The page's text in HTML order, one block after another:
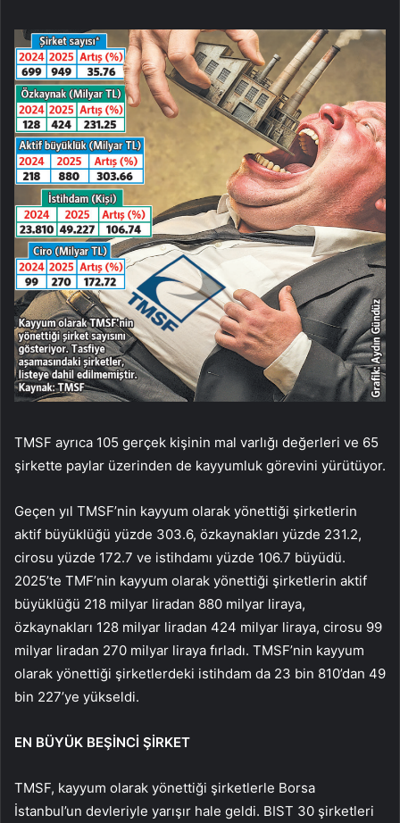
TMSF ayrıca 105 gerçek kişinin mal varlığı değerleri ve 65
şirkette paylar üzerinden de kayyumluk görevini yürütüyor.
Geçen yıl TMSF’nin kayyum olarak yönettiği şirketlerin
aktif büyüklüğü yüzde 303.6, özkaynakları yüzde 231.2,
cirosu yüzde 172.7 ve istihdamı yüzde 106.7 büyüdü.
2025’te TMF’nin kayyum olarak yönettiği şirketlerin aktif
büyüklüğü 218 milyar liradan 880 milyar liraya,
özkaynakları 128 milyar liradan 424 milyar liraya, cirosu 99
milyar liradan 270 milyar liraya fırladı. TMSF’nin kayyum
olarak yönettiği şirketlerdeki istihdam da 23 bin 810’dan 49
bin 227’ye yükseldi.
EN BÜYÜK BEŞİNCİ ŞİRKET
TMSF, kayyum olarak yönettiği şirketlerle Borsa
İstanbul’un devleriyle yarışır hale geldi. BIST 30 şirketleri